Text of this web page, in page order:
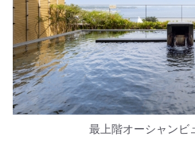
最上階オーシャンビ